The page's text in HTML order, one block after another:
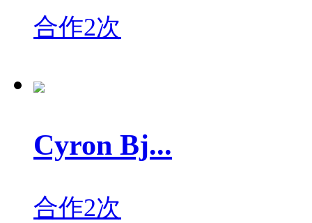
合作2次
Cyron Bj...
合作2次